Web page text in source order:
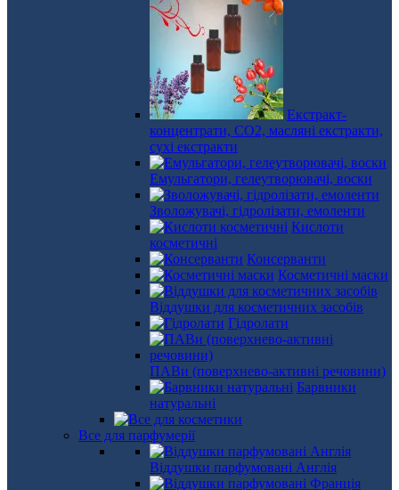
Екстракт-
концентрати, СО2, масляні екстракти,
сухі екстракти
Емульгатори, гелеутворювачі, воски
Зволожувачі, гідролізати, емоленти
Кислоти
косметичні
Консерванти
Косметичні маски
Віддушки для косметичних засобів
Гідролати
ПАВи (поверхнево-активні речовини)
Барвники
натуральні
Все для парфумерії
Віддушки парфумовані Англія